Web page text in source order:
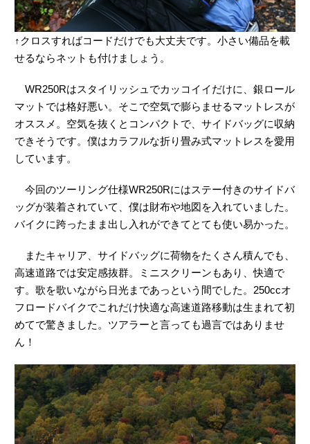
↑クロスすればコードだけでも大丈夫です。小さい備品を載
せるならネットも付けましょう。
WR250Rはスタイリッシュでカッコイイだけに、銀ロール
マットでは格好悪い。そこで空気で膨らませるマットレスが
オススメ。空気を抜くとコンパクトで、サイドバッグに収納
できそうです。僕はカラフルな折り畳み式マットレスを愛用
しています。
今回のツーリング仕様WR250Rにはステー付きのサイドバ
ッグが装着されていて、僕は財布や地図を入れていました。
バイクに跨ったまま出し入れができてとても使い易かった。
またキャリア、サイドバッグに荷物をたくさん積んでも、
高速道路では安定感抜群。ミニスクリーンもあり、快適で
す。歌を歌いながら日光まであっという間でした。250ccオ
フロードバイクでこれだけ快適な高速道路移動は生まれて初
めてで驚きました。ツアラーと言っても過言ではありませ
ん！